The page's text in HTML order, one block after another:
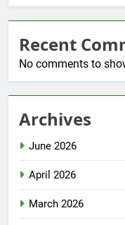
Recent
No comments to
Archives
June 2026
April 2026
March 2026